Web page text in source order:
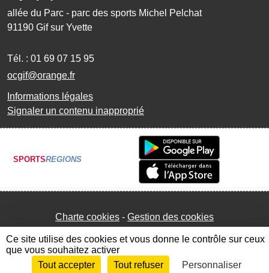
allée du Parc - parc des sports Michel Pelchat
91190 Gif sur Yvette
Tél. : 01 69 07 15 95
ocgif@orange.fr
Informations légales
Signaler un contenu inapproprié
SPORTSREGIONS
Charte cookies Gestion des cookies
Envie de participer ? Connexion
Ce site utilise des cookies et vous donne le contrôle sur ceux
que vous souhaitez activer
Tout accepter
Tout refuser Personnaliser